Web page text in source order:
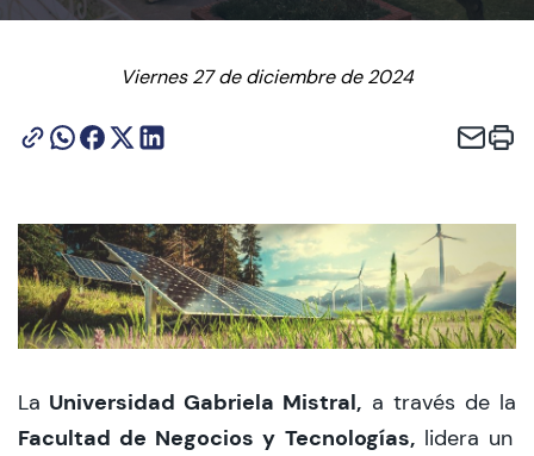
Biblioteca
Language Center
CIEO
Contacto y Horarios
modo claro
Viernes 27 de diciembre de 2024
La Universidad Gabriela Mistral, a través de la
Facultad de Negocios y Tecnologías,lidera un